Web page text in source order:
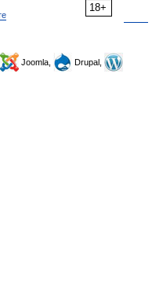
18+
Joomla,
Drupal,